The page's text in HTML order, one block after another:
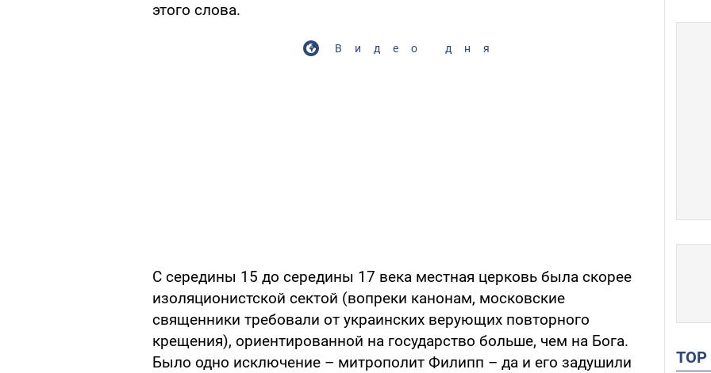
этого слова.
Видео дня
С середины 15 до середины 17 века местная церковь была скорее
изоляционистской сектой (вопреки канонам, московские
священники требовали от украинских верующих повторного
крещения), ориентированной на государство больше, чем на Бога.
Было одно исключение – митрополит Филипп – да и его задушили